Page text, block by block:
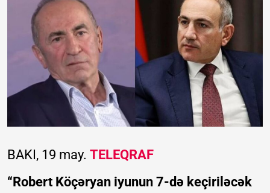
BAKI, 19 may. TELEQRAF
“Robert Köçəryan iyunun 7-də keçiriləcək